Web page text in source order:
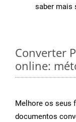
saber mais
Converter
online:
Melhore os seus
documentos